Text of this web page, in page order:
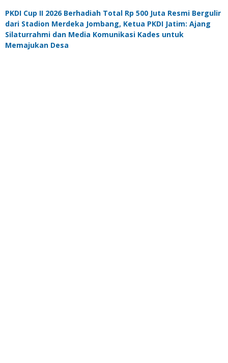
PKDI Cup II 2026 Berhadiah Total Rp 500 Juta Resmi Bergulir
dari Stadion Merdeka Jombang, Ketua PKDI Jatim: Ajang
Silaturrahmi dan Media Komunikasi Kades untuk
Memajukan Desa